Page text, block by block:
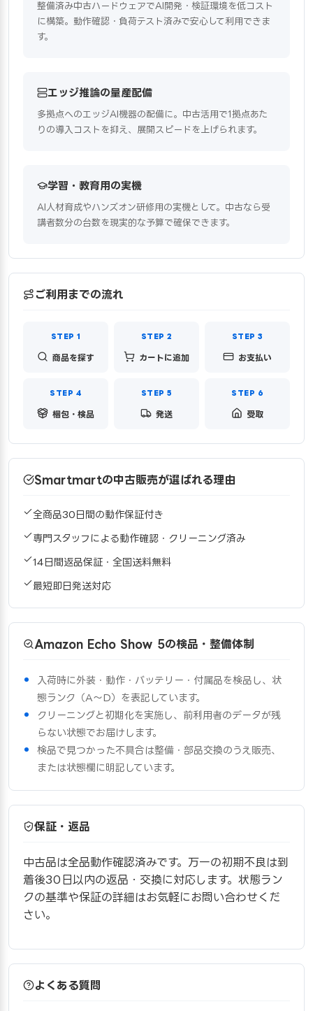
整備済み中古ハードウェアでAI開発・検証環境を低コスト
に構築。動作確認・負荷テスト済みで安心して利用できま
す。
エッジ推論の量産配備
多拠点へのエッジAI機器の配備に。中古活用で1拠点あた
りの導入コストを抑え、展開スピードを上げられます。
学習・教育用の実機
AI人材育成やハンズオン研修用の実機として。中古なら受
講者数分の台数を現実的な予算で確保できます。
ご利用までの流れ
商品を探す カートに追加 お支払い
梱包・検品 発送 受取
Smartmartの中古販売が選ばれる理由
全商品30日間の動作保証付き
専門スタッフによる動作確認・クリーニング済み
14日間返品保証・全国送料無料
最短即日発送対応
Amazon Echo Show 5の検品・整備体制
入荷時に外装・動作・バッテリー・付属品を検品し、状
態ランク（A〜D）を表記しています。
クリーニングと初期化を実施し、前利用者のデータが残
らない状態でお届けします。
検品で見つかった不具合は整備・部品交換のうえ販売、
または状態欄に明記しています。
保証・返品
中古品は全品動作確認済みです。万一の初期不良は到
着後30日以内の返品・交換に対応します。状態ラン
クの基準や保証の詳細はお気軽にお問い合わせくだ
さい。
よくある質問